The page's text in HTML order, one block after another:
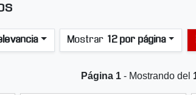
Mostrar 12 por página
Página 1 - Mostrando del